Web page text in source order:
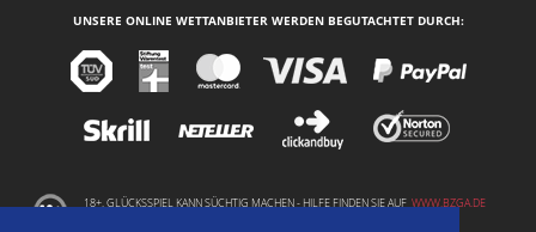
UNSERE ONLINE WETTANBIETER WERDEN BEGUTACHTET DURCH:
18+. GLÜCKSSPIEL KANN SÜCHTIG MACHEN - HILFE FINDEN SIE AUF WWW.BZGA.DE